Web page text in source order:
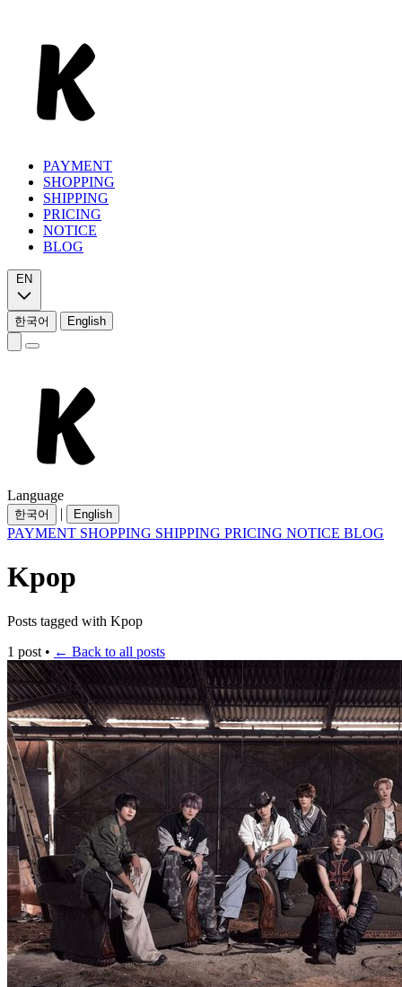
PAYMENT
SHOPPING
SHIPPING
PRICING
NOTICE
BLOG
EN
한국어 English
Language
한국어 | English
PAYMENT SHOPPING SHIPPING PRICING NOTICE BLOG
Kpop
Posts tagged with Kpop
1 post • ← Back to all posts